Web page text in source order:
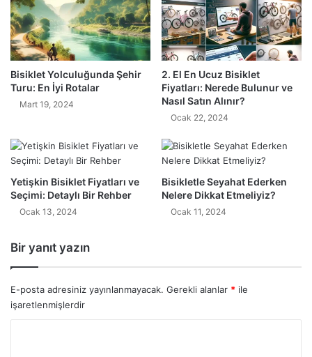
Bisiklet Yolculuğunda Şehir
Turu: En İyi Rotalar
Mart 19, 2024
2. El En Ucuz Bisiklet
Fiyatları: Nerede Bulunur ve
Nasıl Satın Alınır?
Ocak 22, 2024
Yetişkin Bisiklet Fiyatları ve
Seçimi: Detaylı Bir Rehber
Ocak 13, 2024
Bisikletle Seyahat Ederken
Nelere Dikkat Etmeliyiz?
Ocak 11, 2024
Bir yanıt yazın
E-posta adresiniz yayınlanmayacak. Gerekli alanlar * ile
işaretlenmişlerdir